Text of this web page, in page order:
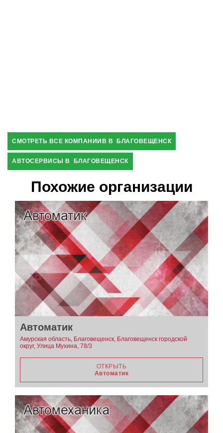
СМОТРЕТЬ ВСЕ КОМПАНИИВ В БЛАГОВЕЩЕНСК
АВТОСЕРВИСЫ В БЛАГОВЕЩЕНСК
Похожие организации
Автоматик
Амурская область, Благовещенск, Благовещенск городской
округ, Улица Мухина, 78/3
ОТКРЫТЬ
Автоматик